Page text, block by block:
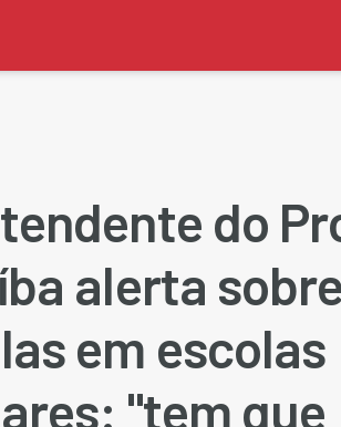
do
alerta
em escolas
"tem que